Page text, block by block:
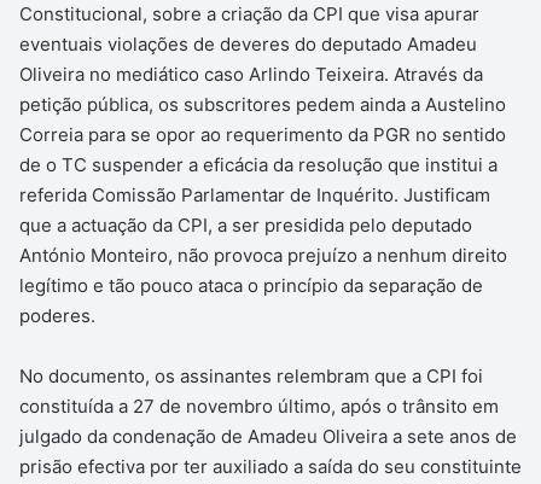
Constitucional, sobre a criação da CPI que visa apurar
eventuais violações de deveres do deputado Amadeu
Oliveira no mediático caso Arlindo Teixeira. Através da
petição pública, os subscritores pedem ainda a Austelino
Correia para se opor ao requerimento da PGR no sentido
de o TC suspender a eficácia da resolução que institui a
referida Comissão Parlamentar de Inquérito. Justificam
que a actuação da CPI, a ser presidida pelo deputado
António Monteiro, não provoca prejuízo a nenhum direito
legítimo e tão pouco ataca o princípio da separação de
poderes.
No documento, os assinantes relembram que a CPI foi
constituída a 27 de novembro último, após o trânsito em
julgado da condenação de Amadeu Oliveira a sete anos de
prisão efectiva por ter auxiliado a saída do seu constituinte